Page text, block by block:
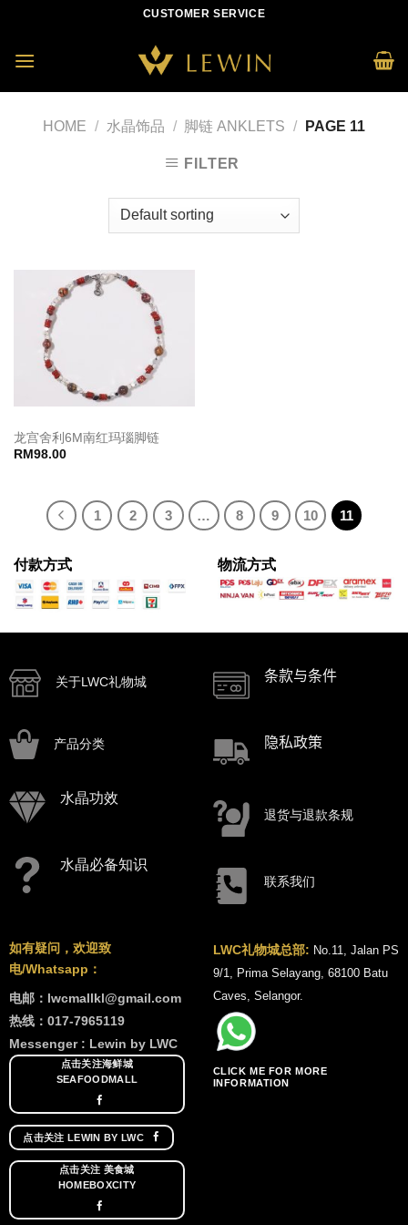
content
CUSTOMER SERVICE
HOME / 水晶饰品 / 脚链 ANKLETS / PAGE 11
FILTER
龙宫舍利6M南红玛瑙脚链
RM 98.00
1 2 3 … 8 9 10 11
付款方式 物流方式
关于LWC礼物城
产品分类
水晶功效
水晶必备知识
条款与条件
隐私政策
退货与退款条规
联系我们
如有疑问，欢迎致
电/Whatsapp：
电邮：lwcmallkl@gmail.com
热线：017-7965119
Messenger : Lewin by LWC
点击关注海鲜城
SEAFOODMALL
点击关注 LEWIN BY LWC
点击关注 美食城
HOMEBOXCITY
LWC礼物城总部: No.11, Jalan PS
9/1, Prima Selayang, 68100 Batu
Caves, Selangor.
CLICK ME FOR MORE
INFORMATION